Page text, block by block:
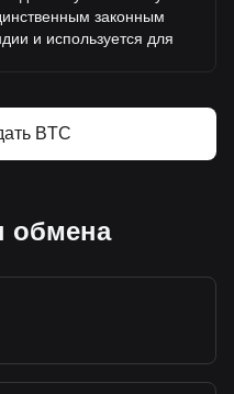
законным
и используется для
валюты, а также
Исландии и
монетарному
в 1885 году страна
банкноты. Исландская
после Первой мировой
в 1918 году.
BTC
обмена